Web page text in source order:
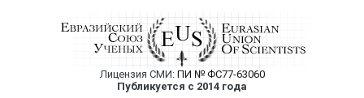
Евразийский Союз Ученых —
Лицензия СМИ: ПИ № ФС77-63060
Публикуется с 2014 года